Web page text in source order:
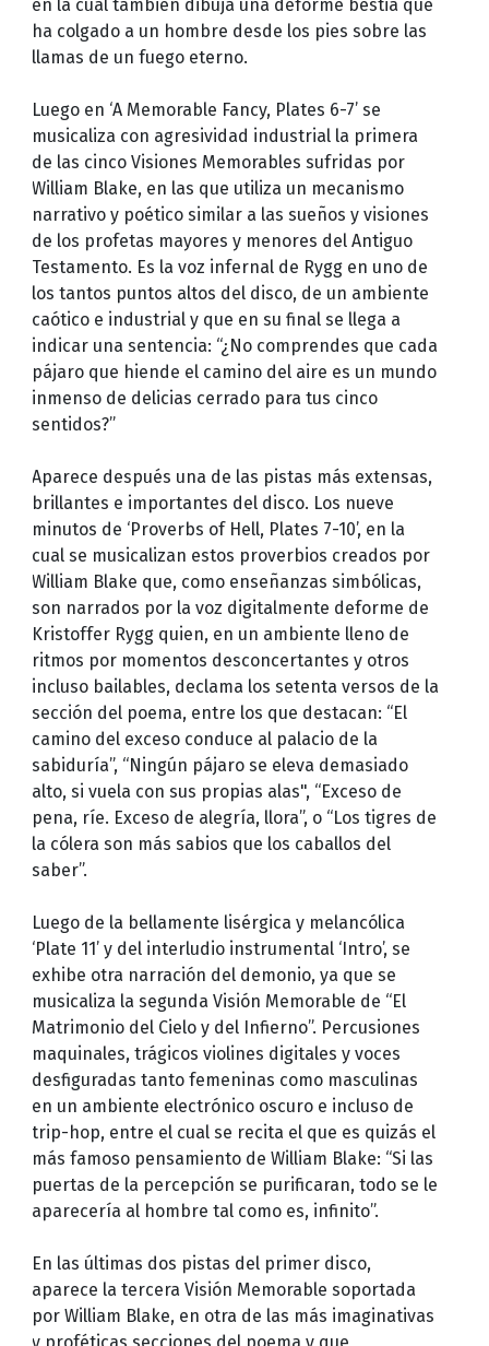
en la cual también dibuja una deforme bestia que
ha colgado a un hombre desde los pies sobre las
llamas de un fuego eterno.
Luego en ‘A Memorable Fancy, Plates 6-7’ se
musicaliza con agresividad industrial la primera
de las cinco Visiones Memorables sufridas por
William Blake, en las que utiliza un mecanismo
narrativo y poético similar a las sueños y visiones
de los profetas mayores y menores del Antiguo
Testamento. Es la voz infernal de Rygg en uno de
los tantos puntos altos del disco, de un ambiente
caótico e industrial y que en su final se llega a
indicar una sentencia: “¿No comprendes que cada
pájaro que hiende el camino del aire es un mundo
inmenso de delicias cerrado para tus cinco
sentidos?”
Aparece después una de las pistas más extensas,
brillantes e importantes del disco. Los nueve
minutos de ‘Proverbs of Hell, Plates 7-10’, en la
cual se musicalizan estos proverbios creados por
William Blake que, como enseñanzas simbólicas,
son narrados por la voz digitalmente deforme de
Kristoffer Rygg quien, en un ambiente lleno de
ritmos por momentos desconcertantes y otros
incluso bailables, declama los setenta versos de la
sección del poema, entre los que destacan: “El
camino del exceso conduce al palacio de la
sabiduría”, “Ningún pájaro se eleva demasiado
alto, si vuela con sus propias alas", “Exceso de
pena, ríe. Exceso de alegría, llora”, o “Los tigres de
la cólera son más sabios que los caballos del
saber”.
Luego de la bellamente lisérgica y melancólica
‘Plate 11’ y del interludio instrumental ‘Intro’, se
exhibe otra narración del demonio, ya que se
musicaliza la segunda Visión Memorable de “El
Matrimonio del Cielo y del Infierno”. Percusiones
maquinales, trágicos violines digitales y voces
desfiguradas tanto femeninas como masculinas
en un ambiente electrónico oscuro e incluso de
trip-hop, entre el cual se recita el que es quizás el
más famoso pensamiento de William Blake: “Si las
puertas de la percepción se purificaran, todo se le
aparecería al hombre tal como es, infinito”.
En las últimas dos pistas del primer disco,
aparece la tercera Visión Memorable soportada
por William Blake, en otra de las más imaginativas